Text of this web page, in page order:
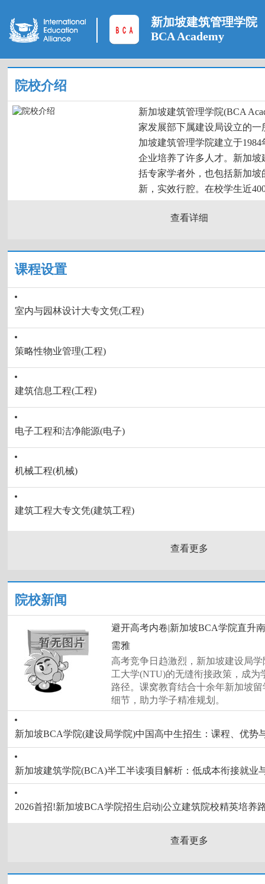
新加坡建筑管理学院
BCA Academy
院校介绍
新加坡建筑管理学院(BCA
家发展部下属建设局设立的
加坡建筑管理学院建立于
企业培养了许多人才。新加
括专家学者外，也包括新加
新，实效行腔。在校学生近
查看详细
课程设置
室内与园林设计大专文凭(工程)
策略性物业管理(工程)
建筑信息工程(工程)
电子工程和洁净能源(电子)
机械工程(机械)
建筑工程大专文凭(建筑工程)
查看更多
院校新闻
避开高考内卷|新加坡BCA学院直升
需雅
高考竞争日趋激烈，新加坡建设局
工大学(NTU)的无缝衔接政策，成为
路径。课窝教育结合十余年新加坡
细节，助力学子精准规划。
新加坡BCA学院(建设局学院)中国高中生招生：课程、优势
新加坡建筑学院(BCA)半工半读项目解析：低成本衔接就业
2026首招!新加坡BCA学院招生启动|公立建筑院校精英培养
查看更多